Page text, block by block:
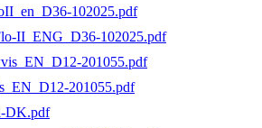
102025.pdf
II_ENG_D36-102025.pdf
201055.pdf
201055.pdf
DK.pdf